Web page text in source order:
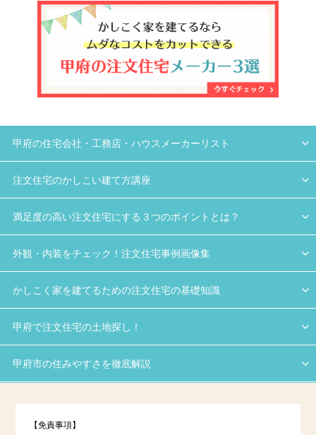
甲府の住宅会社・工務店・ハウスメーカーリスト
注文住宅のかしこい建て方講座
満足度の高い注文住宅にする３つのポイントとは？
外観・内装をチェック！注文住宅事例画像集
かしこく家を建てるための注文住宅の基礎知識
甲府で注文住宅の土地探し！
甲府市の住みやすさを徹底解説
【免責事項】